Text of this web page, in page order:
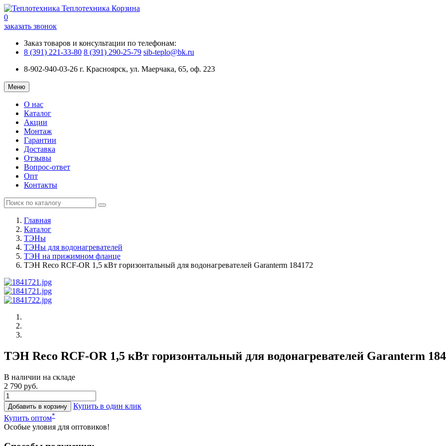
Теплотехника Корзина
0
заказать звонок
Заказ товаров и консультации по телефонам:
8 (391) 221-33-80 8 (391) 290-25-79 sib-teplo@bk.ru
8-902-940-03-26 г. Красноярск, ул. Маерчака, 65, оф. 223
Меню
О нас
Каталог
Акции
Монтаж
Гарантии
Доставка
Отзывы
Вопрос-ответ
Опт
Контакты
Главная
Каталог
ТЭНы
ТЭНы для водонагревателей
ТЭН на прижимном фланце
ТЭН Reco RCF-OR 1,5 кВт горизонтальный для водонагревателей Garanterm 184172
ТЭН Reco RCF-OR 1,5 кВт горизонтальный для водонагревателей Garanterm
В наличии на складе
2 790 руб.
Добавить в корзину
Купить в один клик
Купить оптом*
Особые уловия для оптовиков!